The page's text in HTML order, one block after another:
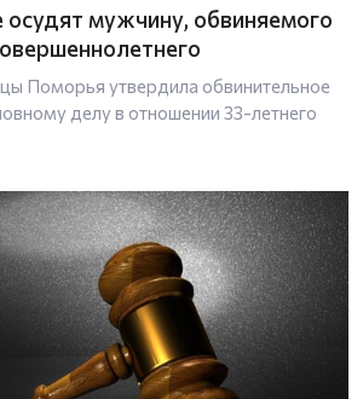
осудят мужчину, обвиняемого
Поморья утвердила обвинительное
делу в отношении 33-летнего